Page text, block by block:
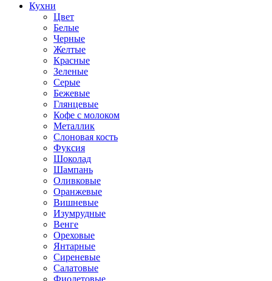
Кухни
Цвет
Белые
Черные
Желтые
Красные
Зеленые
Серые
Бежевые
Глянцевые
Кофе с молоком
Металлик
Слоновая кость
Фуксия
Шоколад
Шампань
Оливковые
Оранжевые
Вишневые
Изумрудные
Венге
Ореховые
Янтарные
Сиреневые
Салатовые
Фиолетовые